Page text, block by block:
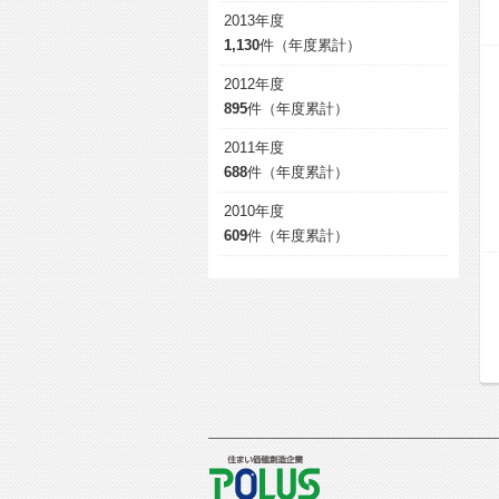
2013年度
1,130件（年度累計）
2012年度
895件（年度累計）
2011年度
688件（年度累計）
2010年度
609件（年度累計）